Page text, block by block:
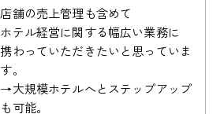
店舗の売上管理も含めて
ホテル経営に関する幅広い業務に
携わっていただきたいと思っていま
す。
→大規模ホテルへとステップアップ
も可能。